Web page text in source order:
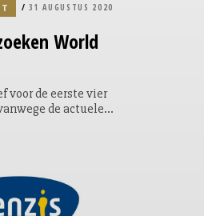
World
voor de eerste vier
de actuele
november en
31 AUGUSTUS 2020